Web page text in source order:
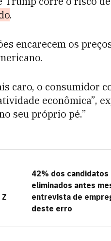
.
encarecem os
caro, o consumidor
econômica”,
seu próprio pé.”
42% dos
eliminados antes
entrevista de
deste erro